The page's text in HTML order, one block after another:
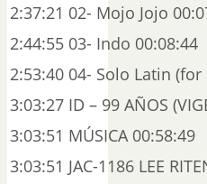
2:37:21 02- Mojo Jojo
2:44:55 03- Indo 00:08:44
2:53:40 04- Solo Latin
3:03:27 ID – 99 AÑOS
3:03:51 MÚSICA 00:58:49
3:03:51 JAC-1186 LEE